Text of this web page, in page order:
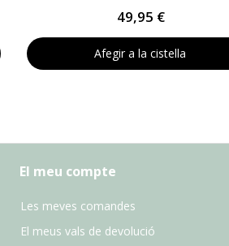
49,95 €
Afegir a la cistella
El meu compte
Les meves comandes
El meus vals de devolució